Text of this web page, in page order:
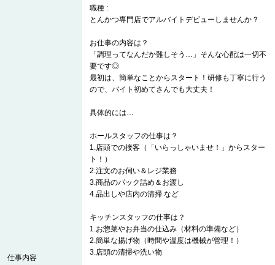
仕事内容
職種 :
とんかつ専門店でアルバイトデビューしませんか？
お仕事の内容は？
「調理ってなんだか難しそう…」そんな心配は一切不
要です◎
最初は、簡単なことからスタート！研修も丁寧に行う
ので、バイト初めてさんでも大丈夫！
具体的には…
ホールスタッフの仕事は？
1.店頭での接客（「いらっしゃいませ！」からスター
ト！）
2.注文のお伺い＆レジ業務
3.商品のパック詰め＆お渡し
4.品出しや店内の清掃 など
キッチンスタッフの仕事は？
1.お惣菜やお弁当の仕込み（材料の準備など）
2.簡単な揚げ物（時間や温度は機械が管理！）
3.店頭の清掃や洗い物